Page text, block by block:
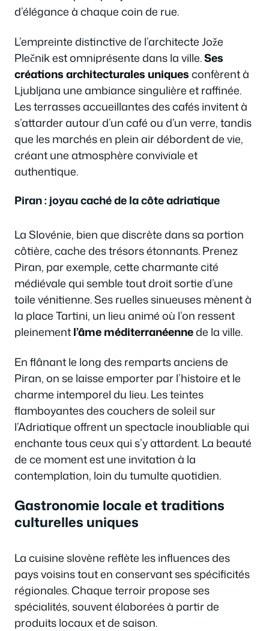
d’élégance à chaque coin de rue.
L’empreinte distinctive de l’architecte Jože
Plečnik est omniprésente dans la ville.Ses
créations architecturales uniquesconfèrent à
Ljubljana une ambiance singulière et raffinée.
Les terrasses accueillantes des cafés invitent à
s’attarder autour d’un café ou d’un verre, tandis
que les marchés en plein air débordent de vie,
créant une atmosphère conviviale et
authentique.
Piran : joyau caché de la côte adriatique
La Slovénie, bien que discrète dans sa portion
côtière, cache des trésors étonnants. Prenez
Piran, par exemple, cette charmante cité
médiévale qui semble tout droit sortie d’une
toile vénitienne. Ses ruelles sinueuses mènent à
la place Tartini, un lieu animé où l’on ressent
pleinementl’âme méditerranéennede la ville.
En flânant le long des remparts anciens de
Piran, on se laisse emporter par l’histoire et le
charme intemporel du lieu. Les teintes
flamboyantes des couchers de soleil sur
l’Adriatique offrent un spectacle inoubliable qui
enchante tous ceux qui s’y attardent. La beauté
de ce moment est une invitation à la
contemplation, loin du tumulte quotidien.
Gastronomie locale et traditions
culturelles uniques
La cuisine slovène reflète les influences des
pays voisins tout en conservant ses spécificités
régionales. Chaque terroir propose ses
spécialités, souvent élaborées à partir de
produits locaux et de saison.